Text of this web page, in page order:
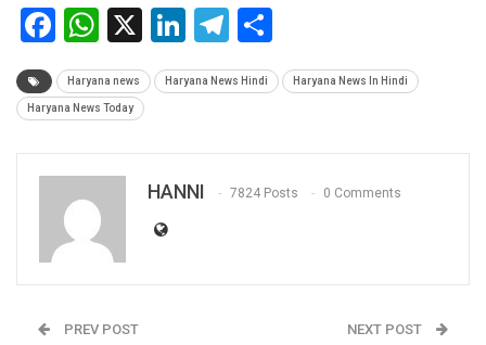
Facebook
WhatsApp
X LinkedIn
Telegram
Haryana news Haryana News Hindi Haryana News In Hindi
Haryana News Today
HANNI 7824 Posts 0 Comments
PREV POST NEXT POST